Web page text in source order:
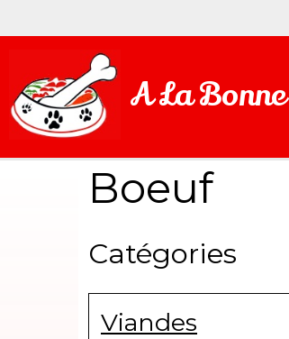
A La
Boeuf
Catégories
Viandes